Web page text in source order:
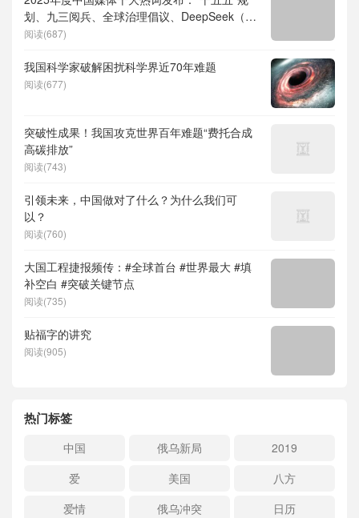
划、九三阅兵、全球治理倡议、DeepSeek（深
度求索）、人形机器人、苏超、票根经济、育
阅读(687)
我国科学家破解困扰科学界近70年难题
阅读(677)
突破性成果！我国攻克世界百年难题“费托合成
高碳排放”
阅读(743)
引领未来，中国做对了什么？为什么我们可
以？
阅读(760)
大国工程捷报频传：#全球首台 #世界最大 #填
补空白 #突破关键节点
阅读(735)
贴福字的讲究
阅读(905)
热门标签
中国 俄乌新局
2019
爱
美国
八方
爱情
俄乌冲突 日历